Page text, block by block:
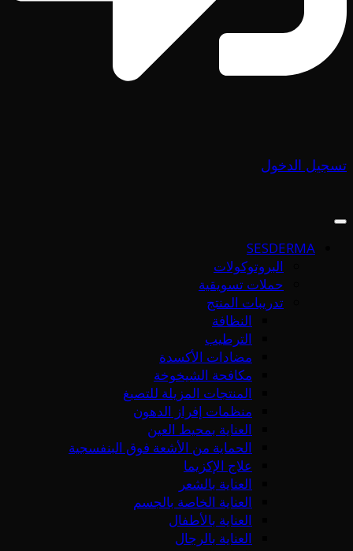
تسجيل الدخول
SESDERMA
البروتوكولات
حملات تسويقية
تدريبات المنتج
النظافة
الترطيب
مضادات الأكسدة
مكافحة الشيخوخة
المنتجات المزيلة للتصبغ
منظمات إفراز الدهون
العناية بمحيط العين
الحماية من الأشعة فوق البنفسجية
علاج الإكزيما
العناية بالشعر
العناية الخاصة بالجسم
العناية بالأطفال
العناية بالرجال